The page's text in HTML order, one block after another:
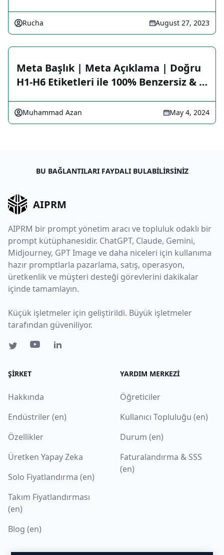
Rucha August 27, 2023
Meta Başlık | Meta Açıklama | Doğru
H1-H6 Etiketleri ile 100% Benzersiz & …
Muhammad Azan May 4, 2024
BU BAĞLANTILARI FAYDALI BULABILIRSINIZ
AIPRM
AIPRM bir prompt yönetim aracı ve topluluk odaklı bir
prompt kütüphanesidir. ChatGPT, Claude, Gemini,
Midjourney, GPT Image ve daha niceleri için kullanıma
hazır promptlarla pazarlama, satış, operasyon,
üretkenlik ve müşteri desteği görevlerini dakikalar
içinde tamamlayın.
Küçük işletmeler için geliştirildi. Büyük işletmeler
tarafından güveniliyor.
ŞIRKET
Hakkında
Endüstriler (en)
Özellikler
Üretken Yapay Zeka
Solo Fiyatlandırma (en)
Takım Fiyatlandırması
(en)
Blog (en)
YARDIM MERKEZI
Öğreticiler
Kullanıcı Topluluğu (en)
Durum (en)
Faturalandırma & SSS
(en)